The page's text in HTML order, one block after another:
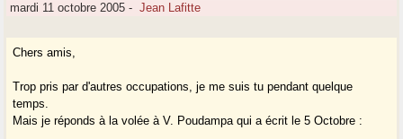
mardi 11 octobre 2005 - Jean Lafitte
Chers amis,
Trop pris par d'autres occupations, je me suis tu pendant quelque
temps.
Mais je réponds à la volée à V. Poudampa qui a écrit le 5 Octobre :